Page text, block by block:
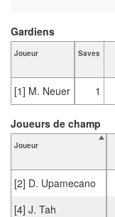
Joueur Saves
[1] M. Neuer 1
Gardiens
Joueur
[2] D. Upamecano
[4] J. Tah
Joueurs de champ